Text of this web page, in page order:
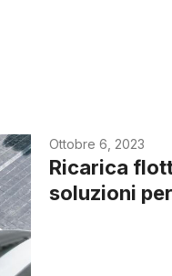
Ottobre 6, 2023
Ricarica
soluzioni